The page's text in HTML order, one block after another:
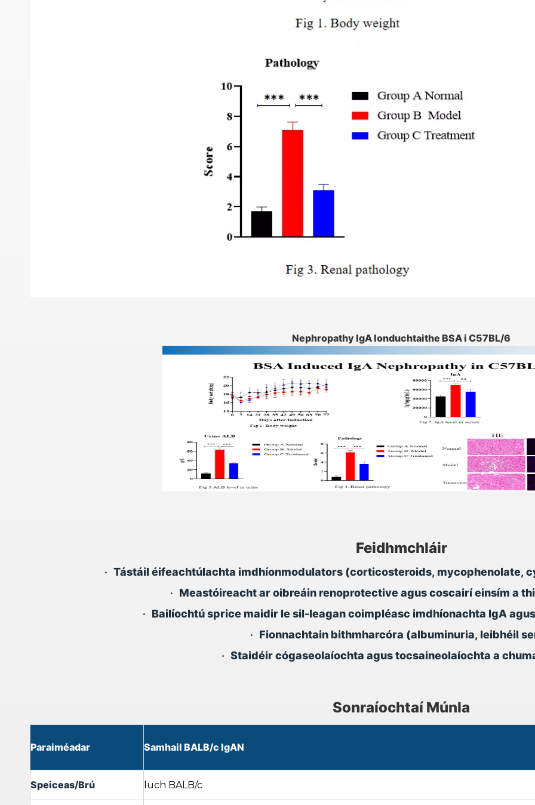
Nephropathy IgA Ionduchtaithe BSA i C57BL/6
Feidhmchláir
• Tástáil éifeachtúlachta imdhíonmodulators (corticosteroids, mycophenolate,
• Meastóireacht ar oibreáin renoprotective agus coscairí einsím a
• Bailíochtú sprice maidir le sil-leagan coimpléasc imdhíonachta IgA
• Fionnachtain bithmharcóra (albuminuria, leibhéil
• Staidéir cógaseolaíochta agus tocsaineolaíochta a
Sonraíochtaí Múnla
Paraiméadar Samhail BALB/c IgAN
Speiceas/Brú luch BALB/c